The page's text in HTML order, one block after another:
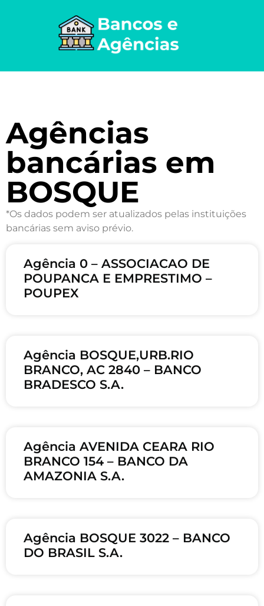
Agências
bancárias em
BOSQUE
*Os dados podem ser atualizados pelas instituições
bancárias sem aviso prévio.
Agência 0 – ASSOCIACAO DE
POUPANCA E EMPRESTIMO –
POUPEX
Agência BOSQUE,URB.RIO
BRANCO, AC 2840 – BANCO
BRADESCO S.A.
Agência AVENIDA CEARA RIO
BRANCO 154 – BANCO DA
AMAZONIA S.A.
Agência BOSQUE 3022 – BANCO
DO BRASIL S.A.